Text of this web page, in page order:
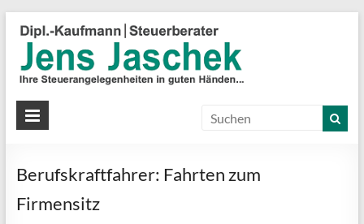
Berufskraftfahrer: Fahrten zum
Firmensitz